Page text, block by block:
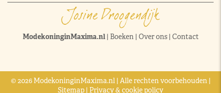
ModekoninginMaxima.nl| Boeken| Over ons| Contact
© 2026 ModekoninginMaxima.nl | Alle rechten voorbehouden |
Sitemap | Privacy & cookie policy